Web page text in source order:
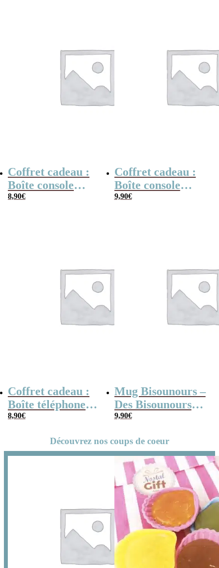
Coffret cadeau :
Boîte console
retro remplie de
8,90€
Coffret cadeau :
Boîte console
retro remplie de
9,90€
Coffret cadeau :
Boîte téléphone
portable années
bonbons rétro
8,90€
Mug Bisounours –
Des Bisounours
sur un arc en ciel
Cadeau Original
9,90€
Découvrez nos coups de coeur